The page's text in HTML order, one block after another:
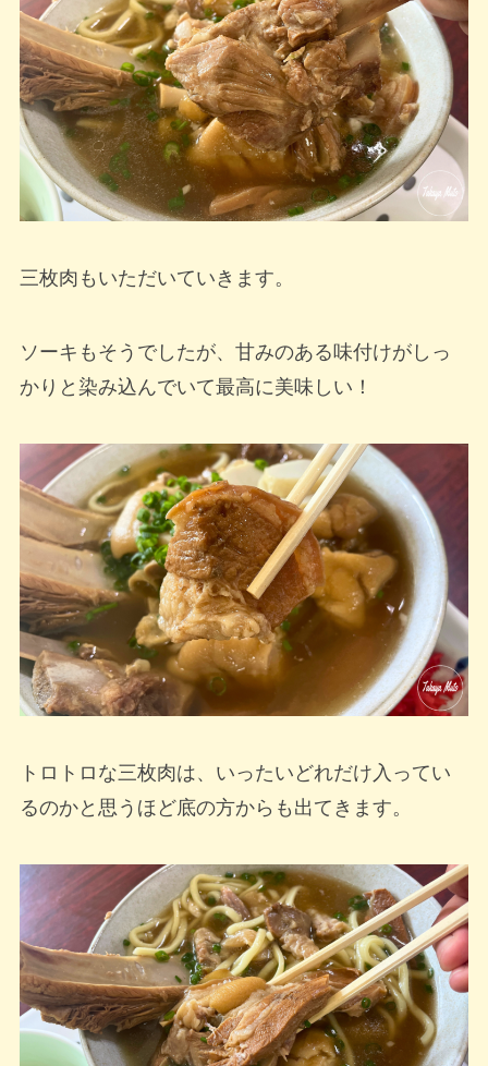
三枚肉もいただいていきます。
ソーキもそうでしたが、甘みのある味付けがしっ
かりと染み込んでいて最高に美味しい！
トロトロな三枚肉は、いったいどれだけ入ってい
るのかと思うほど底の方からも出てきます。